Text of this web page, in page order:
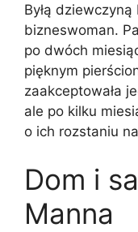
Byłą
bizneswoman.
po dwóch
pięknym
zaakceptowała
ale po kilku
o ich rozstaniu
Dom i
Manna